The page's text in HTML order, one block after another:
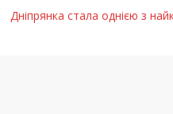
Дніпрянка стала однією з